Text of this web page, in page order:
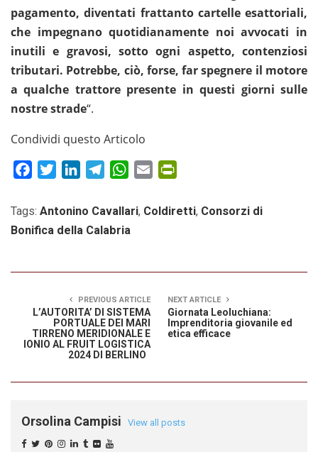
pagamento, diventati frattanto cartelle esattoriali,
che impegnano quotidianamente noi avvocati in
inutili e gravosi, sotto ogni aspetto, contenziosi
tributari. Potrebbe, ciò, forse, far spegnere il motore
a qualche trattore presente in questi giorni sulle
nostre strade“.
Condividi questo Articolo
FacebookTwitterLinkedInTelegramWhatsApp
Email
Tags: Antonino Cavallari, Coldiretti, Consorzi di
Bonifica della Calabria
PREVIOUS ARTICLE
L’AUTORITA’ DI SISTEMA
PORTUALE DEI MARI
TIRRENO MERIDIONALE E
IONIO AL FRUIT LOGISTICA
2024 DI BERLINO
NEXT ARTICLE
Giornata Leoluchiana:
Imprenditoria giovanile ed
etica efficace
Orsolina Campisi View all posts